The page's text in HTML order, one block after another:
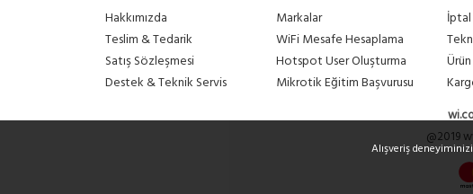
Hakkımızda
Teslim & Tedarik
Satış Sözleşmesi
Destek & Teknik Servis
Markalar
WiFi Mesafe Hesaplama
Hotspot User Oluşturma
Mikrotik Eğitim Başvurusu
@2019
Alışveriş